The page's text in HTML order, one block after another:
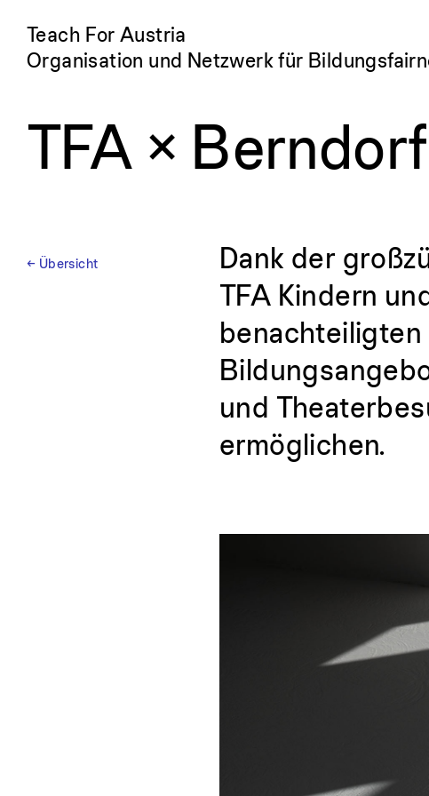
Teach For Austria
Organisation und Netzwerk für
TFA ×
← Übersicht
Dank der
TFA Kindern
und
ermöglichen.